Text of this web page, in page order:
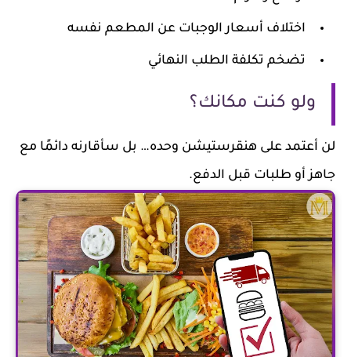
اختلاف أسعار الوجبات عن المطعم نفسه
تضخم تكلفة الطلب النهائي
ولو كنت مكانك؟
أعتمد على هنقرستيشن وحده… بل سأقارنه دائمًا مع
أو طلبات قبل الدفع.